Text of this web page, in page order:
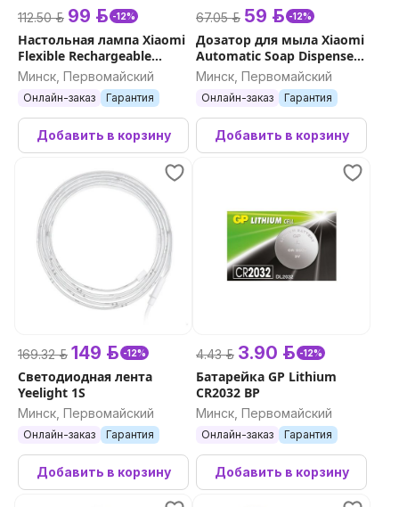
112.50 р. 99 р. -12%
Настольная лампа Xiaomi
Flexible Rechargeable
Lamp
Минск, Первомайский
Онлайн-заказ Гарантия
Добавить в корзину
67.05 р. 59 р. -12%
Дозатор для мыла Xiaomi
Automatic Soap Dispenser
1S
Минск, Первомайский
Онлайн-заказ Гарантия
Добавить в корзину
169.32 р. 149 р. -12%
Светодиодная лента
Yeelight 1S
Минск, Первомайский
Онлайн-заказ Гарантия
Добавить в корзину
4.43 р. 3.90 р. -12%
Батарейка GP Lithium
CR2032 BP
Минск, Первомайский
Онлайн-заказ Гарантия
Добавить в корзину